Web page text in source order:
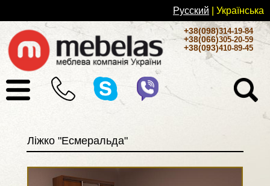
Русский | Українськa
+38(098)314-19-84
+38(066)305-20-59
+38(093)410-89-45
Ліжко "Есмеральда"